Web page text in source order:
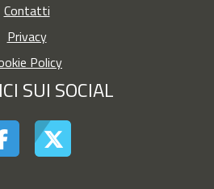
Contatti
Privacy
Policy
SUI SOCIAL